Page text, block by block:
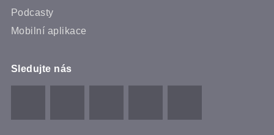
Podcasty
Mobilní aplikace
Sledujte nás